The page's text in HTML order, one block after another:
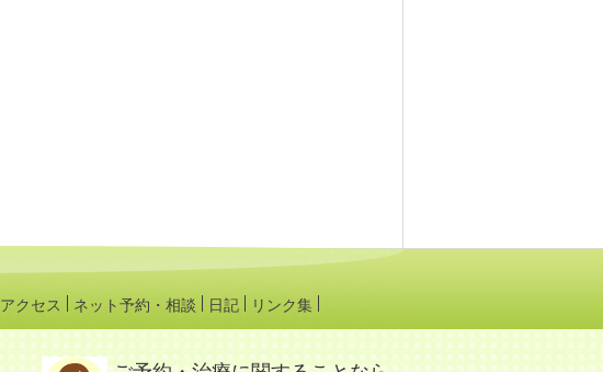
アクセス ネット予約・相談 日記 リンク集